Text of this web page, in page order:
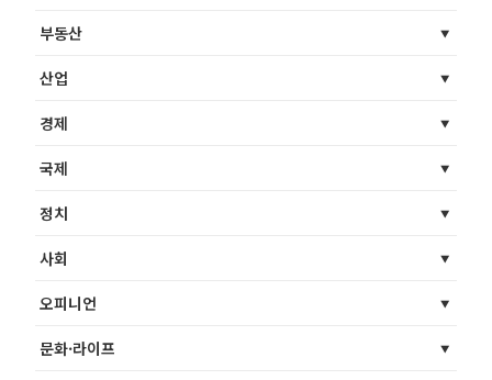
부동산
산업
경제
국제
정치
사회
오피니언
문화·라이프